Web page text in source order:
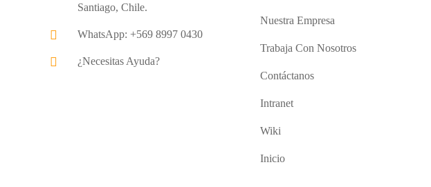
Santiago, Chile.
WhatsApp: +569 8997 0430
¿Necesitas Ayuda?
Nuestra Empresa
Trabaja Con Nosotros
Contáctanos
Intranet
Wiki
Inicio